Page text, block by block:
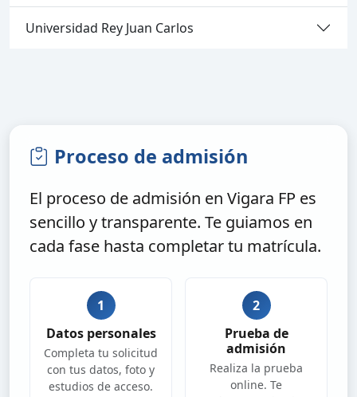
Universidad Rey Juan Carlos
Proceso de admisión
El proceso de admisión en Vigara FP es
sencillo y transparente. Te guiamos en
cada fase hasta completar tu matrícula.
1
Datos personales
Completa tu solicitud
con tus datos, foto y
estudios de acceso.
2
Prueba de
admisión
Realiza la prueba
online. Te